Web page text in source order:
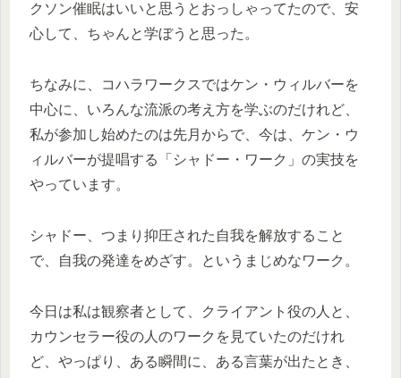
クソン催眠はいいと思うとおっしゃってたので、安
心して、ちゃんと学ぼうと思った。
ちなみに、コハラワークスではケン・ウィルバーを
中心に、いろんな流派の考え方を学ぶのだけれど、
私が参加し始めたのは先月からで、今は、ケン・ウ
ィルバーが提唱する「シャドー・ワーク」の実技を
やっています。
シャドー、つまり抑圧された自我を解放すること
で、自我の発達をめざす。というまじめなワーク。
今日は私は観察者として、クライアント役の人と、
カウンセラー役の人のワークを見ていたのだけれ
ど、やっぱり、ある瞬間に、ある言葉が出たとき、